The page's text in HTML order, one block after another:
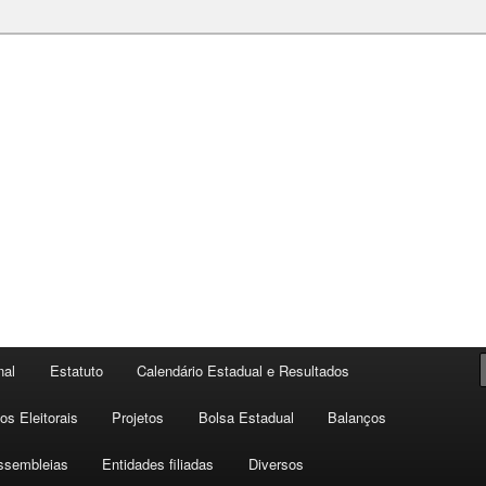
Estatuto Calendário Estadual e Resultados
Eleitorais Projetos Bolsa Estadual Balanços
Entidades filiadas Diversos